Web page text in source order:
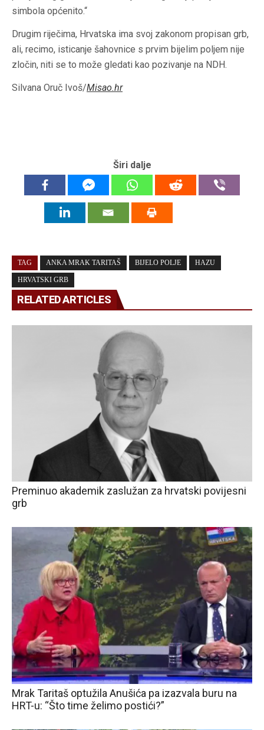
simbola općenito.“
Drugim riječima, Hrvatska ima svoj zakonom propisan grb,
ali, recimo, isticanje šahovnice s prvim bijelim poljem nije
zločin, niti se to može gledati kao pozivanje na NDH.
Silvana Oruč Ivoš/Misao.hr
Širi dalje
TAG ANKA MRAK TARITAŠ BIJELO POLJE HAZU
HRVATSKI GRB
RELATED ARTICLES
Preminuo akademik zaslužan za hrvatski povijesni
grb
Mrak Taritaš optužila Anušića pa izazvala buru na
HRT-u: “Što time želimo postići?”